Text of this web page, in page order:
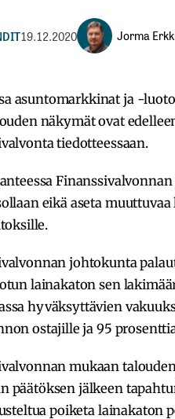
19.12.2020 Jorma
asuntomarkkinat ja -
näkymät ovat
tiedotteessaan.
eikä aseta
johtokunta
lainakaton sen
hyväksyttävien
ostajille ja 95
mukaan
päätöksen jälkeen
poiketa lainakaton